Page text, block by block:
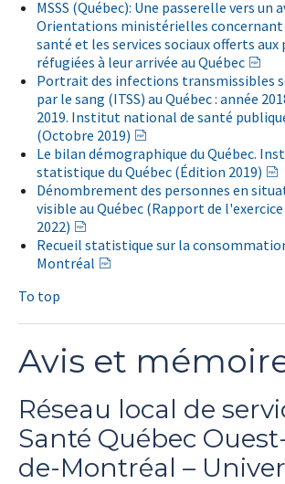
MSSS (Québec): Une passerelle vers un
Orientations ministérielles concernant
santé et les services sociaux offerts aux
réfugiées à leur arrivée au Québec
Portrait des infections transmissibles
par le sang (ITSS) au Québec : année
2019. Institut national de santé
(Octobre 2019)
Le bilan démographique du Québec.
statistique du Québec (Édition 2019)
Dénombrement des personnes en
visible au Québec (Rapport de
2022)
Recueil statistique sur la
Montréal
To top
Avis et
Réseau local de
Santé Québec
de-Montréal –